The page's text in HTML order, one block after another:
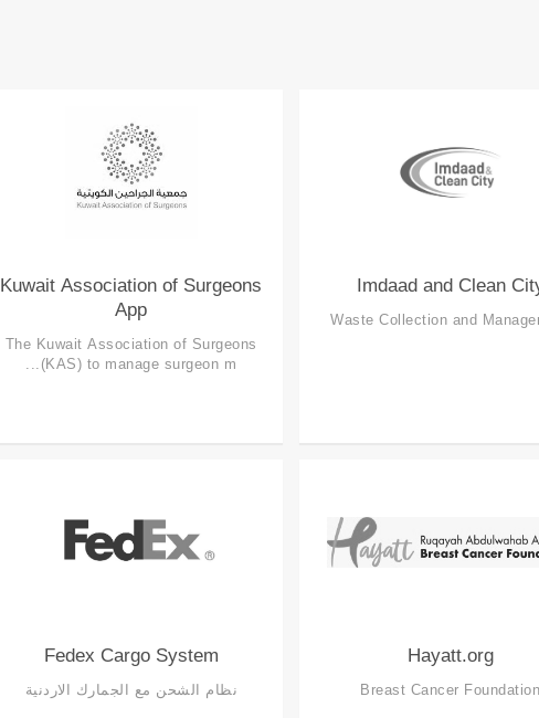
Kuwait Association of Surgeons
App
The Kuwait Association of Surgeons
(KAS) to manage surgeon m...
Imdaad and Clean
Waste Collection and
Fedex Cargo System
نظام الشحن مع الجمارك الاردنية
Hayatt.org
Breast Cancer